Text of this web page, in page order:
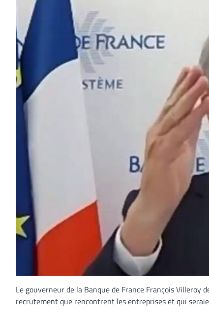
Le gouverneur de la Banque de France François Villeroy
recrutement que rencontrent les entreprises et qui